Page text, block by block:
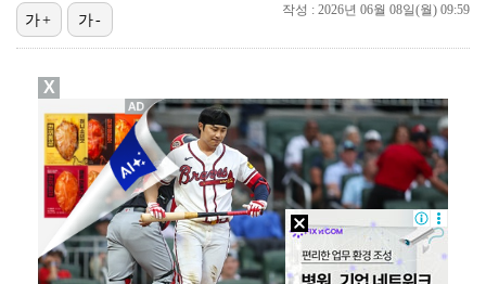
'첫 승 도전' 장은수 "우승 의식하기보다 내 플레이에…
박지민 아나운서 "발리까지 갔는데…'피의 게임2' 출연…
"언론사 대표·국회의원도"…최연청, 판사 남편까지 화려…
한국 남자배구, 중국 3-0 완파하고 동아시아선수권 결…
'서명관·야고 연속골' 울산, 동해안 더비서 포항 제압…
작성 : 2026년 06월 08일(월) 09:59
가+ 가-
X